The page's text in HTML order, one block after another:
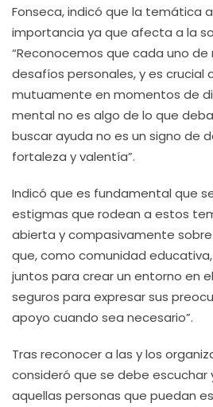
Fonseca, indicó que la temática
importancia ya que afecta a la
“Reconocemos que cada uno
desafíos personales, y es crucial
mutuamente en momentos de
mental no es algo de lo que
buscar ayuda no es un signo de
fortaleza y valentía”.
Indicó que es fundamental que
estigmas que rodean a estos
abierta y compasivamente
que, como comunidad
juntos para crear un entorno en
seguros para expresar sus
apoyo cuando sea necesario”.
Tras reconocer a las y los
consideró que se debe
aquellas personas que puedan